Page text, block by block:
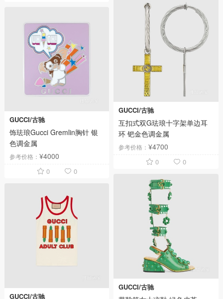
GUCCI/古驰
互扣式双G珐琅十字架单边耳
环 钯金色调金属
参考价格：¥4700
0 0
GUCCI/古驰
饰珐琅Gucci Gremlin胸针 银
色调金属
参考价格： ¥4000
0 0
GUCCI/古驰
GUCCI/古驰